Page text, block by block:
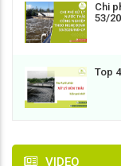
Chi
53/
Top
VIDEO